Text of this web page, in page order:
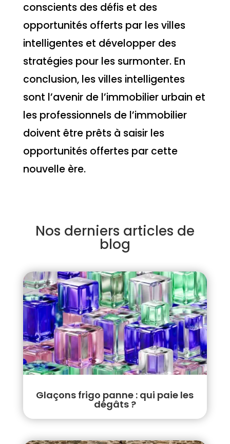
conscients des défis et des
opportunités offerts par les villes
intelligentes et développer des
stratégies pour les surmonter. En
conclusion, les villes intelligentes
sont l’avenir de l’immobilier urbain et
les professionnels de l’immobilier
doivent être prêts à saisir les
opportunités offertes par cette
nouvelle ère.
Nos derniers articles de
blog
Glaçons frigo panne : qui paie les
dégâts ?